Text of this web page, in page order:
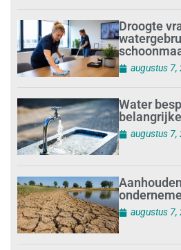
Droogte
augustus 7,
Water
augustus 7,
augustus 7,